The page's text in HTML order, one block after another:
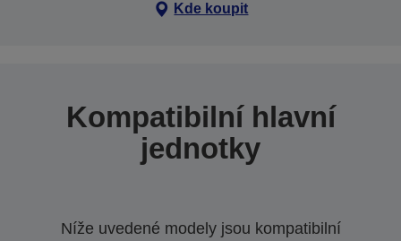
Kde koupit
Kompatibilní hlavní
jednotky
Níže uvedené modely jsou kompatibilní